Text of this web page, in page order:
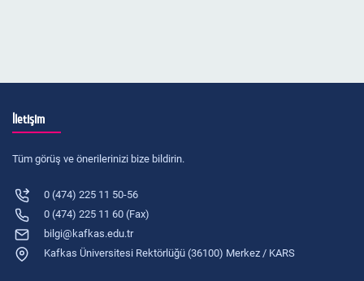
İletişim
Tüm görüş ve önerilerinizi bize bildirin.
0 (474) 225 11 50-56
0 (474) 225 11 60 (Fax)
bilgi@kafkas.edu.tr
Kafkas Üniversitesi Rektörlüğü (36100) Merkez / KARS